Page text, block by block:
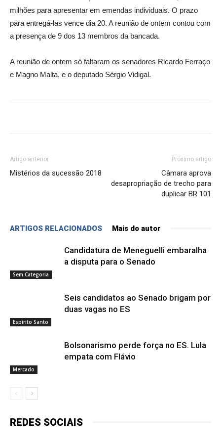
milhões para apresentar em emendas individuais. O prazo
para entregá-las vence dia 20. A reunião de ontem contou com
a presença de 9 dos 13 membros da bancada.
A reunião de ontem só faltaram os senadores Ricardo Ferraço
e Magno Malta, e o deputado Sérgio Vidigal.
Artigo anterior
Mistérios da sucessão 2018
Próximo artigo
Câmara aprova
desapropriação de trecho para
duplicar BR 101
ARTIGOS RELACIONADOS Mais do autor
Sem Categoria
Candidatura de Meneguelli embaralha
a disputa para o Senado
Espírito Santo
Seis candidatos ao Senado brigam por
duas vagas no ES
Mercado
Bolsonarismo perde força no ES. Lula
empata com Flávio
REDES SOCIAIS